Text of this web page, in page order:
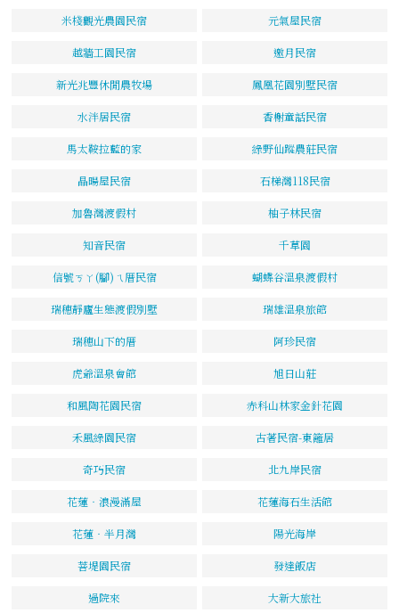
米棧觀光農園民宿 元氣屋民宿
越牆工園民宿 邀月民宿
新光兆豐休閒農牧場 鳳凰花園別墅民宿
水泮居民宿 香榭童話民宿
馬太鞍拉藍的家 綠野仙蹤農莊民宿
晶暘屋民宿 石梯灣118民宿
加魯灣渡假村 柚子林民宿
知音民宿 千草園
信號ㄎㄚ(腳)ㄟ厝民宿 蝴蝶谷溫泉渡假村
瑞穗靜廬生態渡假別墅 瑞雄溫泉旅館
瑞穗山下的厝 阿珍民宿
虎爺溫泉會館 旭日山莊
和風陶花園民宿 赤科山林家金針花園
禾風綠園民宿 古著民宿-東籬居
奇巧民宿 北九岸民宿
花蓮‧浪漫滿屋 花蓮海石生活館
花蓮‧半月灣 陽光海岸
菩堤園民宿 發達飯店
過院來 大新大旅社